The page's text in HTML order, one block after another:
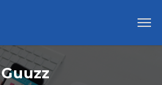
Guuzz